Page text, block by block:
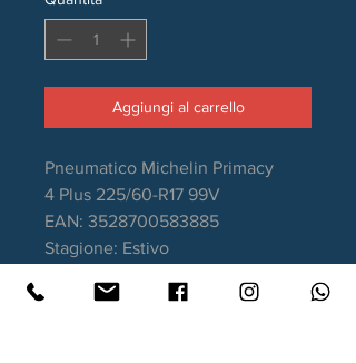
Aggiungi al carrello
Pneumatico Michelin Primacy
4 Plus 225/60-R17 99V
EAN: 3528700583885
Stagione: Estivo
Consumo carburante: B